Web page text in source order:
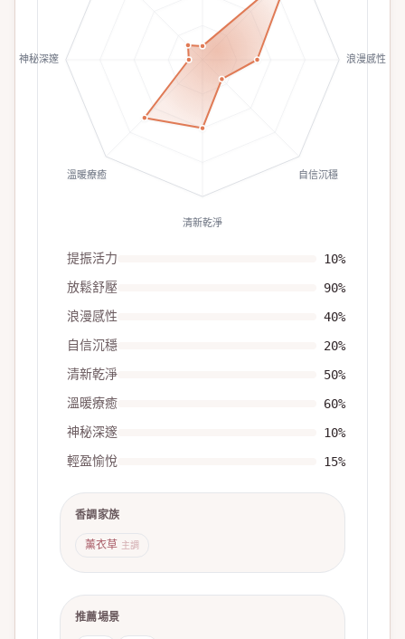
浪漫感性
自信沉穩
清新乾淨
溫暖療癒
神秘深邃
提振活力 10%
放鬆舒壓 90%
浪漫感性 40%
自信沉穩 20%
清新乾淨 50%
溫暖療癒 60%
神秘深邃 10%
輕盈愉悅 15%
香調家族
薰衣草 主調
推薦場景